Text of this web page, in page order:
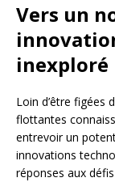
Vers un
inexploré
Loin d’être figées
flottantes
entrevoir un
innovations
réponses aux